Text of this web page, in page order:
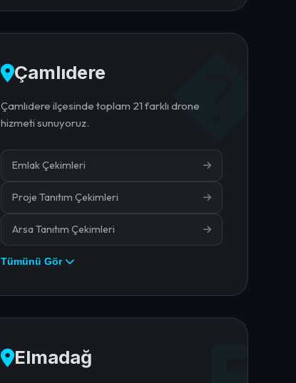
�
Çamlıdere
Çamlıdere ilçesinde toplam 21 farklı drone
hizmeti sunuyoruz.
Emlak Çekimleri
Proje Tanıtım Çekimleri
Arsa Tanıtım Çekimleri
Tümünü Gör
Elmadağ